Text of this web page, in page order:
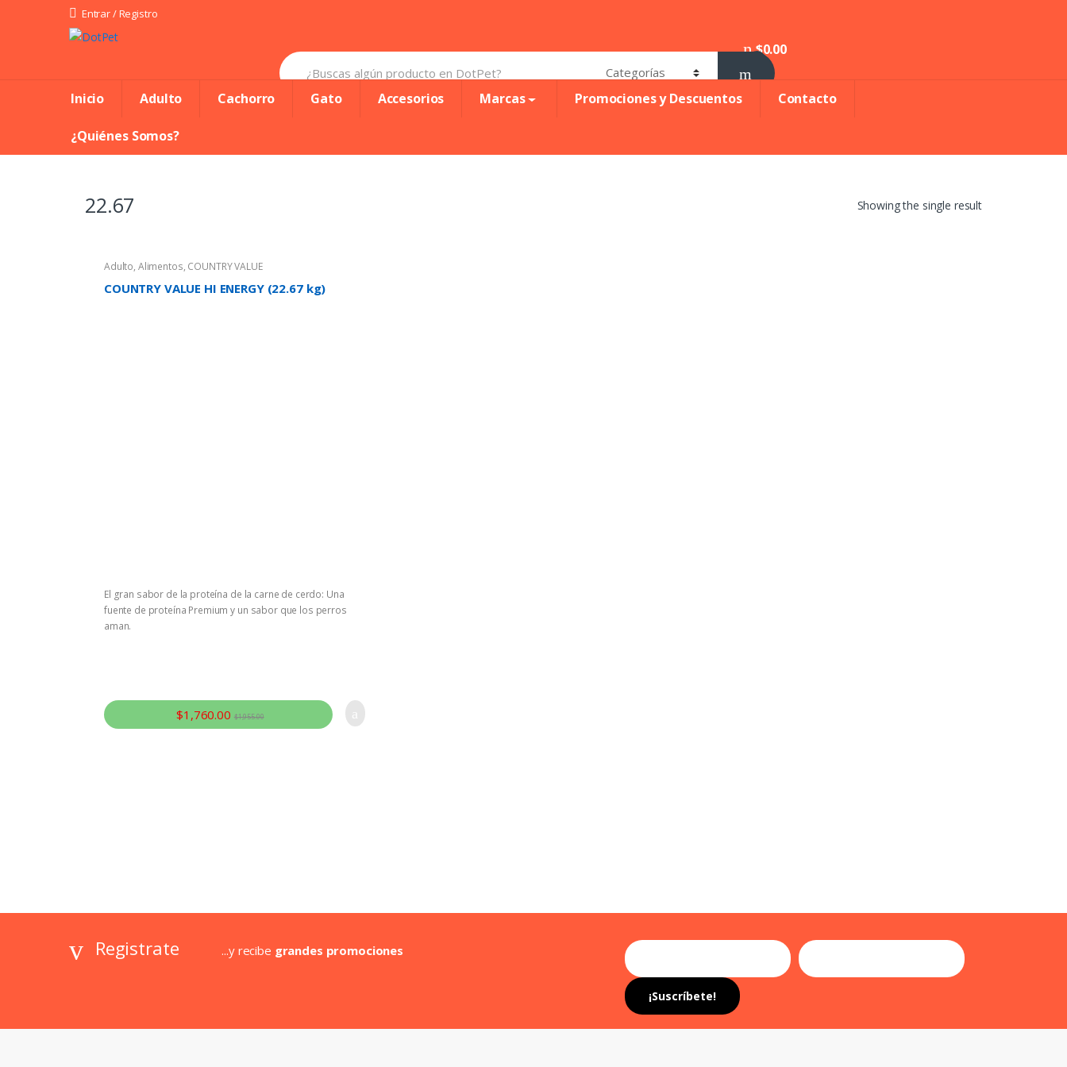
Entrar / Registro
$0.00
Inicio Adulto Cachorro Gato Accesorios Marcas Promociones y Descuentos Contacto
¿Quiénes Somos?
22.67 Showing the single result
Adulto, Alimentos, COUNTRY VALUE
COUNTRY VALUE HI ENERGY (22.67 kg)
El gran sabor de la proteína de la carne de cerdo: Una
fuente de proteína Premium y un sabor que los perros
aman.
$1,760.00 $1,955.00
Registrate ...y recibe grandes promociones